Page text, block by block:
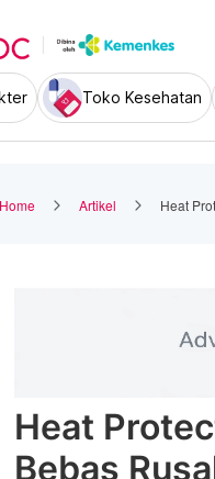
Toko Kesehatan
Home Artikel Heat
Heat
Bebas